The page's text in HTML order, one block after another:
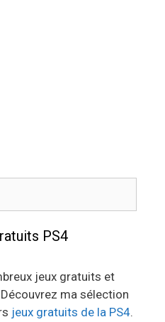
PS4
jeux gratuits et
ma sélection
jeux gratuits de la PS4.